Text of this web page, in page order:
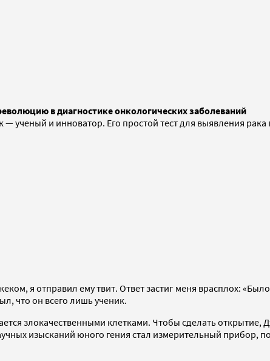
в диагностике онкологических заболеваний
ученый и инноватор. Его простой тест для выявления
я отправил ему твит. Ответ застиг меня врасплох:
что он всего лишь ученик.
злокачественными клетками. Чтобы сделать открытие,
изысканий юного гения стал измерительный прибор,